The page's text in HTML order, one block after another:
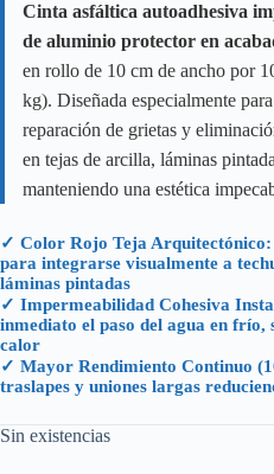
Cinta asfáltica autoadhesiva
de aluminio protector en
en rollo de 10 cm de ancho por
kg). Diseñada especialmente
reparación de grietas y
en tejas de arcilla, láminas
manteniendo una estética
✓ Color Rojo Teja Arquitectónico:
para integrarse visualmente a
láminas pintadas
✓ Impermeabilidad Cohesiva
inmediato el paso del agua en frío,
calor
✓ Mayor Rendimiento Continuo
traslapes y uniones largas
Sin existencias